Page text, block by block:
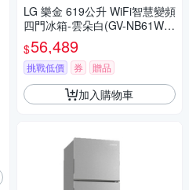
LG 樂金 619公升 WiFi智慧變頻
四門冰箱-雲朵白(GV-NB61W
G)(送基本安裝)
$56,489
挑戰低價 券 贈品
加入購物車